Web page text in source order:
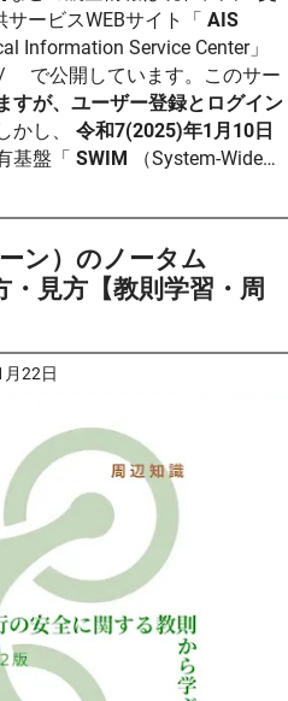
ービスWEBサイト「 AIS
Information Service Center」
で公開しています。このサー
すが、ユーザー登録とログイン
かし、
令和7(2025)年1月10日
基盤「 SWIM （System-Wide
ン）のノータム
・見方【教則学習・周
月22日